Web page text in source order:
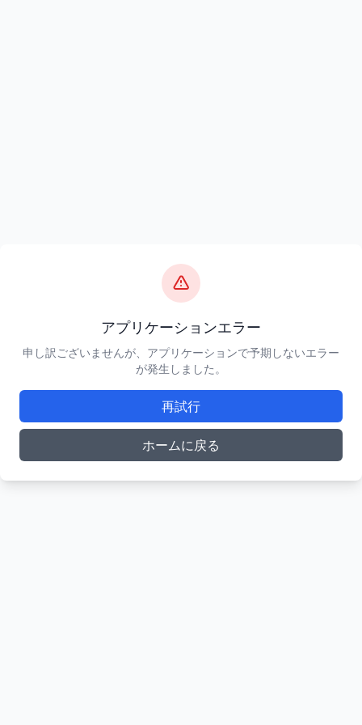
アプリケーションエラー
申し訳ございませんが、アプリケーションで予期しないエラー
が発生しました。
再試行
ホームに戻る